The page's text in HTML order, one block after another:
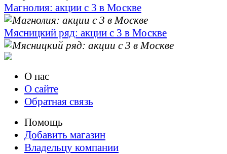
Магнолия: акции с 3 в Москве
Мясницкий ряд: акции с 3 в Москве
О нас
О сайте
Обратная связь
Помощь
Добавить магазин
Владельцу компании